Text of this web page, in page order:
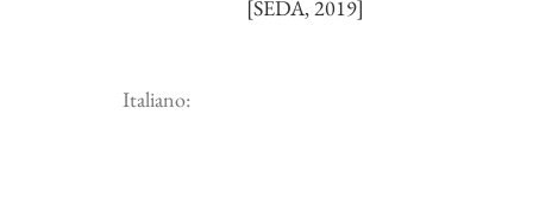
[SEDA, 2019]
Italiano: